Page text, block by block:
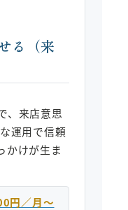
る（来
、来店意思
運用で信頼
かけが生ま
円／月〜